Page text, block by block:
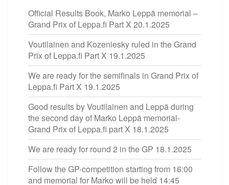
Official Results Book, Marko Leppä memorial –
Grand Prix of Leppa.fi Part X 20.1.2025
Voutilainen and Kozeniesky ruled in the Grand
Prix of Leppa.fi Part X 19.1.2025
We are ready for the semifinals in Grand Prix of
Leppa.fi Part X 19.1.2025
Good results by Voutilainen and Leppä during
the second day of Marko Leppä memorial-
Grand Prix of Leppa.fi part X 18.1.2025
We are ready for round 2 in the GP 18.1.2025
Follow the GP-competition starting from 16:00
and memorial for Marko will be held 14:45